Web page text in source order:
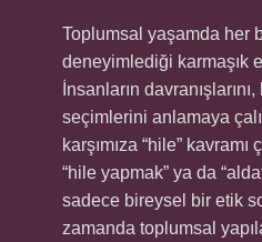
Toplumsal yaşamda her
deneyimlediği karmaşık
İnsanların
seçimlerini anlamaya
karşımıza “hile” kavramı
“hile yapmak” ya da
sadece bireysel bir etik
zamanda toplumsal